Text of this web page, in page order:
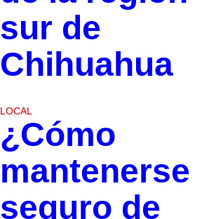
sur de
Chihuahua
LOCAL
¿Cómo
mantenerse
seguro de